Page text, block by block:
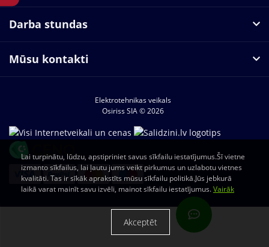
Darba stundas
Mūsu kontakti
Elektrotehnikas veikals
Osiriss SIA © 2026
Lai turpinātu, lūdzu, apstipriniet savus sīkfailu iestatījumus.Šī vietne
izmanto sīkfailus, lai ļautu jums veikt pirkumus un uzlabotu vietnes
kvalitāti. Tas ir sīkāk aprakstīts mūsu sīkfailu politikā.Jūs jebkurā
laikā varat mainīt savu izvēli, mainot sīkfailu iestatījumus.Vairāk
Akceptēt